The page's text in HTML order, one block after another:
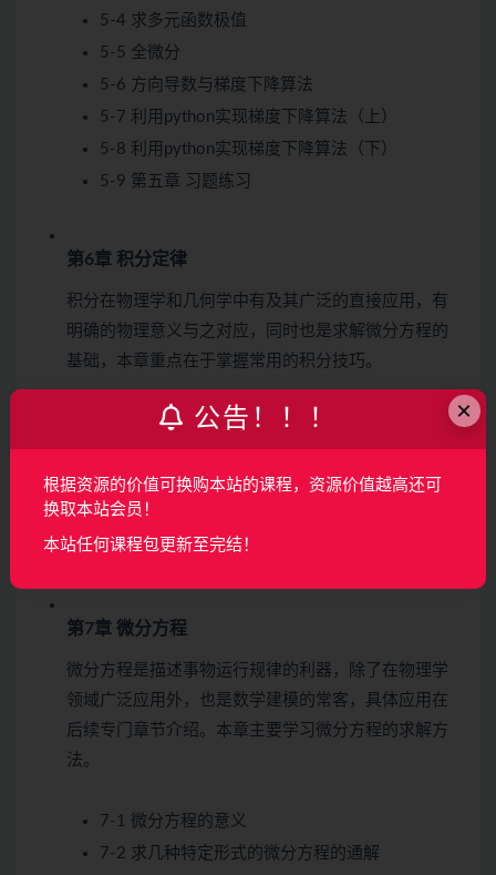
5-4 求多元函数极值
5-5 全微分
5-6 方向导数与梯度下降算法
5-7 利用python实现梯度下降算法（上）
5-8 利用python实现梯度下降算法（下）
5-9 第五章 习题练习
第6章 积分定律
积分在物理学和几何学中有及其广泛的直接应用，有
明确的物理意义与之对应，同时也是求解微分方程的
基础，本章重点在于掌握常用的积分技巧。
6-1 不定积分
6-2 定积分的定义
6-3 牛顿-莱布尼茨公式
6-4 定积分应用-求平面曲线的弧长
6-5 第六章 习题练习
第7章 微分方程
微分方程是描述事物运行规律的利器，除了在物理学
领域广泛应用外，也是数学建模的常客，具体应用在
后续专门章节介绍。本章主要学习微分方程的求解方
法。
7-1 微分方程的意义
7-2 求几种特定形式的微分方程的通解
×
公告！！！
根据资源的价值可换购本站的课程，资源价值越高还可
换取本站会员！
本站任何课程包更新至完结！